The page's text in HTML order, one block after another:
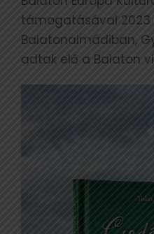
támogatásával 2023
Balatonalmádiban,
adtak elő a Balaton